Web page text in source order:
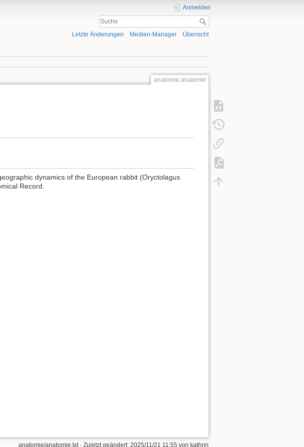
Anmelden
Letzte Änderungen Medien-Manager Übersicht
anatomie:anatomie
dynamics of the European rabbit (Oryctolagus
Record.
anatomie/anatomie.txt· Zuletzt geändert: 2025/11/21 11:55 von kathrin